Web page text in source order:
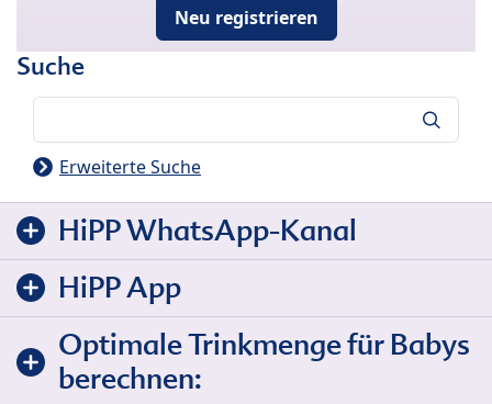
Neu registrieren
Suche
Erweiterte Suche
HiPP WhatsApp-Kanal
HiPP App
Optimale Trinkmenge für Babys
berechnen: